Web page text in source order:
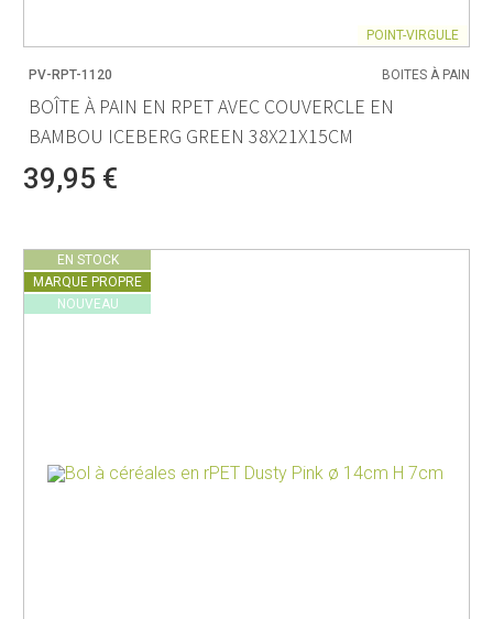
POINT-VIRGULE
PV-RPT-1120 BOITES À PAIN
BOÎTE À PAIN EN RPET AVEC COUVERCLE EN
BAMBOU ICEBERG GREEN 38X21X15CM
39,95 €
EN STOCK
MARQUE PROPRE
NOUVEAU